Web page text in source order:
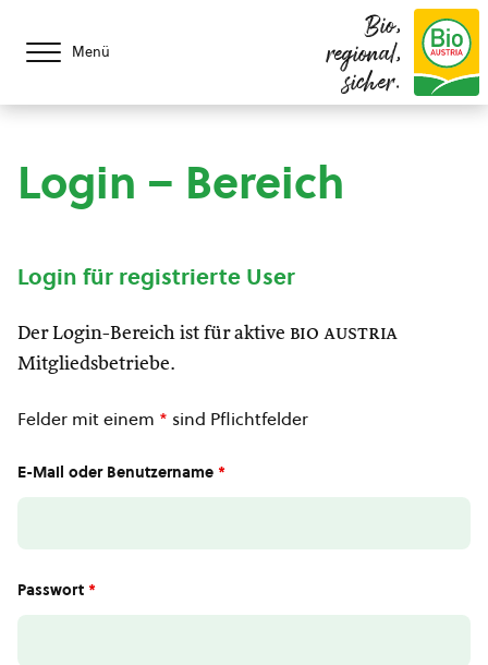
Menü
Bio,
regional,
sicher.
Login – Bereich
Login für registrierte User
Der Login-Bereich ist für aktive bio austria
Mitgliedsbetriebe.
Felder mit einem * sind Pflichtfelder
E-Mail oder Benutzername *
Passwort *